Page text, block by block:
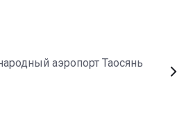
аэропорт Таосянь